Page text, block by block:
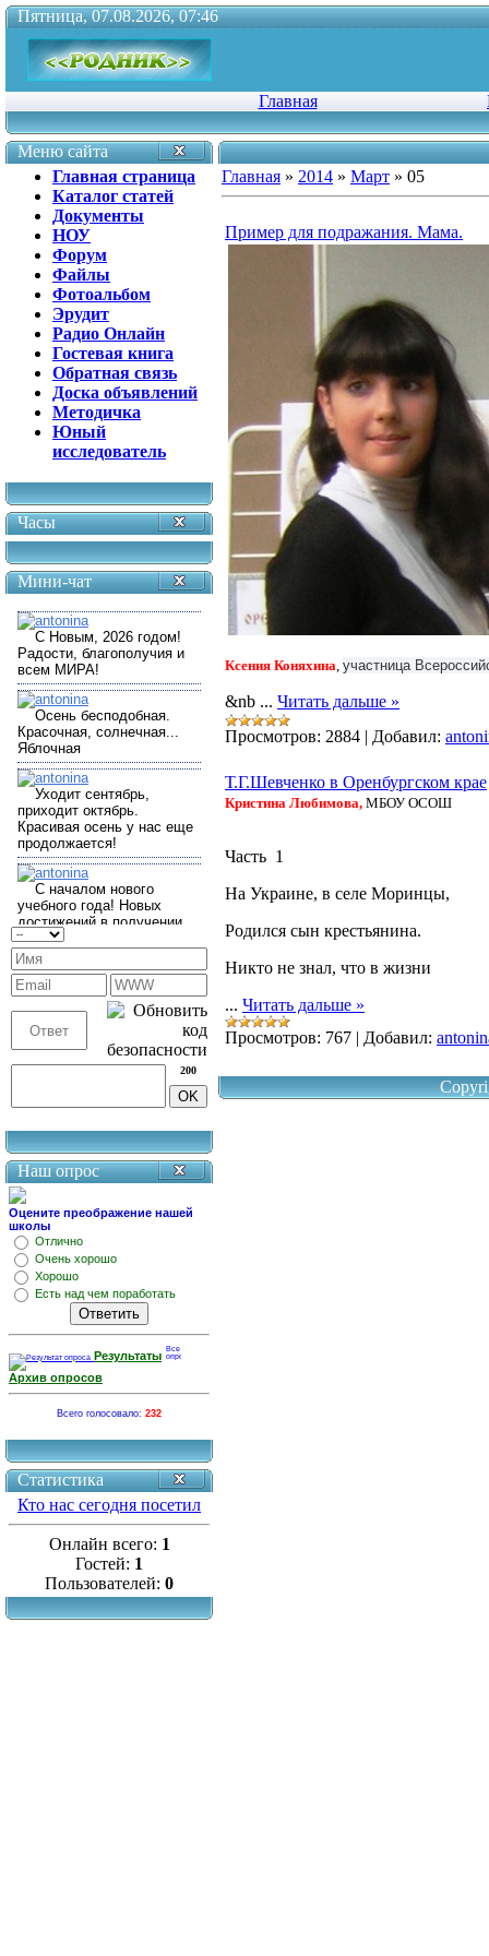
Пятница, 07.08.2026, 07:46
Главная
Меню сайта
Главная страница
Каталог статей
Документы
НОУ
Форум
Файлы
Фотоальбом
Эрудит
Радио Онлайн
Гостевая книга
Обратная связь
Доска объявлений
Методичка
Юный
исследователь
Часы
Мини-чат
200
Наш опрос
Оцените преображение нашей
школы
Отлично
Очень хорошо
Хорошо
Есть над чем поработать
Результаты
Архив опросов
Всего голосовало: 232
Статистика
Кто нас сегодня посетил
Онлайн всего: 1
Гостей: 1
Пользователей: 0
Главная » 2014 » Март » 05
Пример для подражания. Мама.
Ксения Коняхина, участница
&nb ... Читать дальше »
Просмотров: 2884 | Добавил:
Т.Г.Шевченко в Оренбургском крае
Кристина Любимова, МБОУ ОСОШ
Часть 1
На Украине, в селе Моринцы,
Родился сын крестьянина.
Никто не знал, что в жизни
... Читать дальше »
Просмотров: 767 | Добавил: